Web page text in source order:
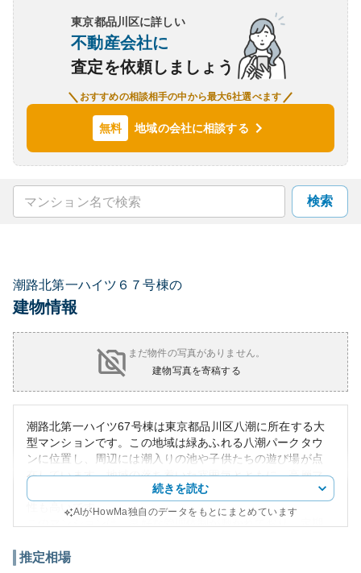
東京都品川区に詳しい
不動産会社に
査定を依頼しましょう
おすすめの相談相手の中から最大6社選べます
無料 地域の会社に相談する
検索
潮路北第一ハイツ６７号棟の
建物情報
まだ物件の写真がありません。
建物写真を寄稿する
潮路北第一ハイツ67号棟は東京都品川区八潮に所在する大
型マンションです。この地域は緑あふれる八潮パークタウ
ンに位置し、周辺には潮入りの池や子供たちの遊び場が点
在しています。地域の落ち着いた雰囲気とともに、高層マ
ンションとしてのモダンで魅力的な外観を持ち、生活利便
性も高いです。
す。資産価値においては、その立地の良さや交通利便性も
続きを読む
AIがHowMa独自のデータをもとにまとめています
推定相場